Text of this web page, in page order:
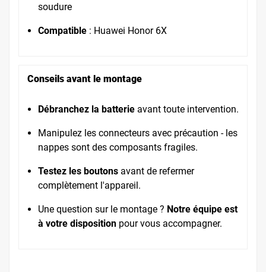
soudure
Compatible : Huawei Honor 6X
Conseils avant le montage
Débranchez la batterie avant toute intervention.
Manipulez les connecteurs avec précaution - les
nappes sont des composants fragiles.
Testez les boutons avant de refermer
complètement l'appareil.
Une question sur le montage ? Notre équipe est
à votre disposition pour vous accompagner.